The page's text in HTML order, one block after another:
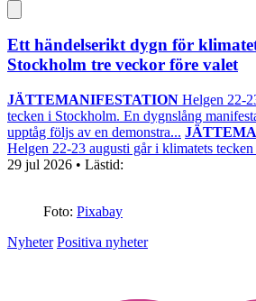
Ett händelserikt dygn för
Stockholm tre veckor före valet
JÄTTEMANIFESTATION Helgen 22-
tecken i Stockholm. En dygnslång
upptåg följs av en demonstra...
Helgen 22-23 augusti går i klimatets
29 jul 2026 • Lästid:
Foto: Pixabay
Nyheter Positiva nyheter